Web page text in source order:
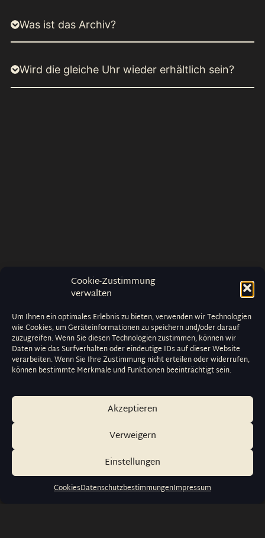
Cookie-Zustimmung
verwalten
Um Ihnen ein optimales Erlebnis zu bieten, verwenden wir Technologien
wie Cookies, um Geräteinformationen zu speichern und/oder darauf
zuzugreifen. Wenn Sie diesen Technologien zustimmen, können wir
Daten wie das Surfverhalten oder eindeutige IDs auf dieser Website
verarbeiten. Wenn Sie Ihre Zustimmung nicht erteilen oder widerrufen,
können bestimmte Merkmale und Funktionen beeinträchtigt sein.
Akzeptieren
Verweigern
Einstellungen
CookiesDatenschutzbestimmungenImpressum
Was ist das Archiv?
Wird die gleiche Uhr wieder erhältlich sein?